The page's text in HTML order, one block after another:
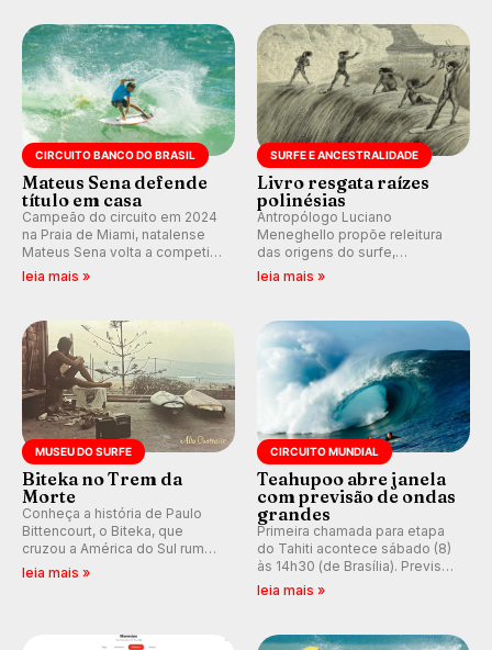
km/h em Itanhaém.
CIRCUITO BANCO DO BRASIL
Mateus Sena defende
título em casa
Campeão do circuito em 2024
na Praia de Miami, natalense
Mateus Sena volta a competir
em casa em busca de manter a
hegemonia potiguar em etapa
leia mais »
SURFE E ANCESTRALIDADE
Livro resgata raízes
polinésias
Antropólogo Luciano
Meneghello propõe releitura
das origens do surfe,
resgatando a cultura polinésia
e questionando a visão
prática em esporte e indústria.
leia mais »
MUSEU DO SURFE
Biteka no Trem da
Morte
Conheça a história de Paulo
Bittencourt, o Biteka, que
cruzou a América do Sul rumo
ao Pacífico em uma jornada
que se tornou um marco de
leia mais »
CIRCUITO MUNDIAL
Teahupoo abre janela
com previsão de ondas
grandes
Primeira chamada para etapa
do Tahiti acontece sábado (8)
às 14h30 (de Brasília). Previsão
indica swell consistente.
Medina embarca para evento e
Kelly Slater convidado.
leia mais »